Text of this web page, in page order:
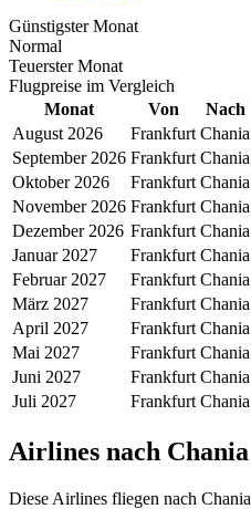
Günstigster Monat
Normal
Teuerster Monat
Flugpreise im Vergleich
Monat
Von Nach
August 2026
Frankfurt Chania
September 2026 Frankfurt Chania
Oktober 2026
Frankfurt Chania
November 2026 Frankfurt Chania
Dezember 2026 Frankfurt Chania
Januar 2027
Frankfurt Chania
Februar 2027
Frankfurt Chania
März 2027
Frankfurt Chania
April 2027
Frankfurt Chania
Mai 2027
Frankfurt Chania
Juni 2027
Frankfurt Chania
Juli 2027
Frankfurt Chania
Airlines nach Chania
Diese Airlines fliegen nach Chania